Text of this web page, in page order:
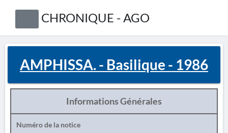
CHRONIQUE - AGO
AMPHISSA. - Basilique - 1986
Informations Générales
Numéro de la notice